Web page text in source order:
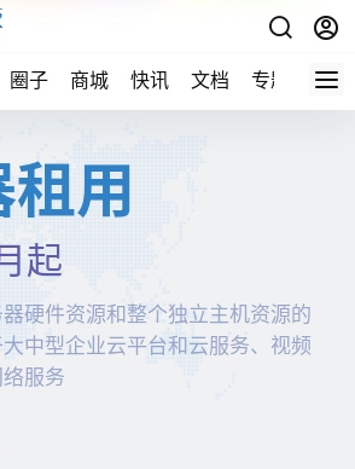
圈子 商城 快讯 文档 专题 导航
用
起
硬件资源和整个独立主机资源的
中型企业云平台和云服务、视频
服务